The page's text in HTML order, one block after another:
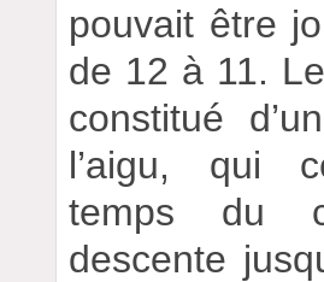
pouvait être
de 12 à 11.
constitué
l’aigu, qui
temps du
descente